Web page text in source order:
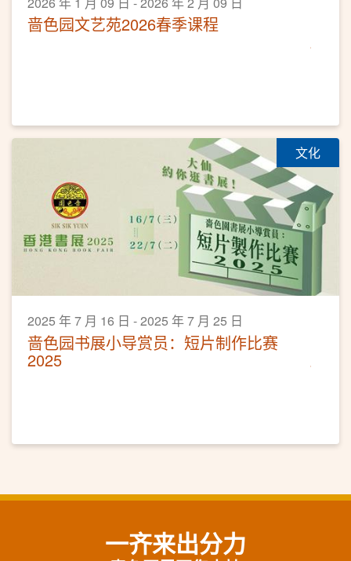
啬色园文艺苑2026春季课程
文化
2025 年 7 月 16 日 - 2025 年 7 月 25 日
啬色园书展小导赏员：短片制作比赛
2025
一齐来出分力